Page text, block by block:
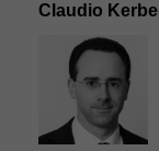
Claudio